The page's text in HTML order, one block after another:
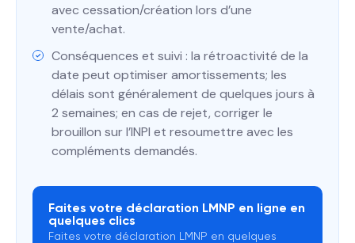
avec cessation/création lors d’une
vente/achat.
Conséquences et suivi : la rétroactivité de la
date peut optimiser amortissements; les
délais sont généralement de quelques jours à
2 semaines; en cas de rejet, corriger le
brouillon sur l’INPI et resoumettre avec les
compléments demandés.
Faites votre déclaration LMNP en ligne en
quelques clics
Faites votre déclaration LMNP en quelques